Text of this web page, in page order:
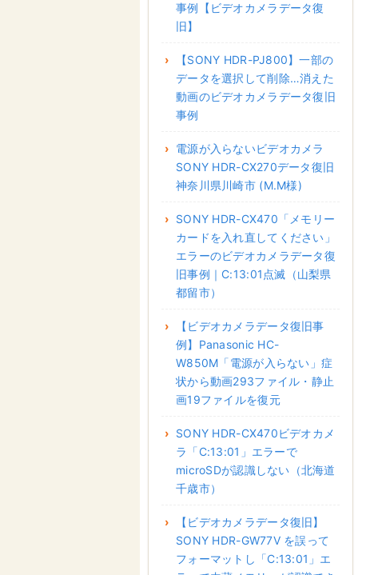
事例【ビデオカメラデータ復
旧】
【SONY HDR-PJ800】一部の
データを選択して削除…消えた
動画のビデオカメラデータ復旧
事例
電源が入らないビデオカメラ
SONY HDR-CX270データ復旧
神奈川県川崎市 (M.M様)
SONY HDR-CX470「メモリー
カードを入れ直してください」
エラーのビデオカメラデータ復
旧事例｜C:13:01点滅（山梨県
都留市）
【ビデオカメラデータ復旧事
例】Panasonic HC-
W850M「電源が入らない」症
状から動画293ファイル・静止
画19ファイルを復元
SONY HDR-CX470ビデオカメ
ラ「C:13:01」エラーで
microSDが認識しない（北海道
千歳市）
【ビデオカメラデータ復旧】
SONY HDR-GW77V を誤って
フォーマットし「C:13:01」エ